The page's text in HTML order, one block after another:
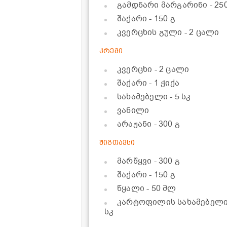
გამდნარი მარგარინი -
შაქარი- 150 გ
კვერცხის გული - 2 ცალი
კრემი
კვერცხი - 2 ცალი
შაქარი- 1 ჭიქა
სახამებელი- 5 სკ
ვანილი
არაჟანი - 300 გ
შიგთავსი
მარწყვი - 300 გ
შაქარი- 150 გ
წყალი- 50 მლ
კარტოფილის
სკ